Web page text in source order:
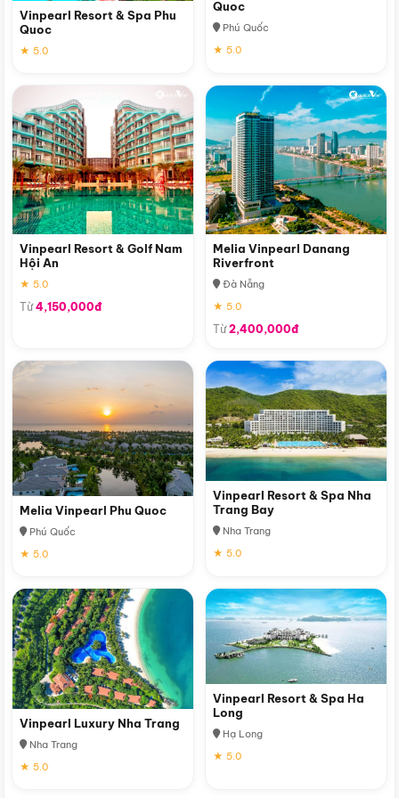
Vinpearl Resort & Spa Phu
Quoc
★ 5.0
Quoc
Phú Quốc
★ 5.0
Vinpearl Resort & Golf Nam
Hội An
★ 5.0
Từ4,150,000đ
Melia Vinpearl Danang
Riverfront
Đà Nẵng
★ 5.0
Từ2,400,000đ
Melia Vinpearl Phu Quoc
Phú Quốc
★ 5.0
Vinpearl Resort & Spa Nha
Trang Bay
Nha Trang
★ 5.0
Vinpearl Luxury Nha Trang
Nha Trang
★ 5.0
Vinpearl Resort & Spa Ha
Long
Hạ Long
★ 5.0